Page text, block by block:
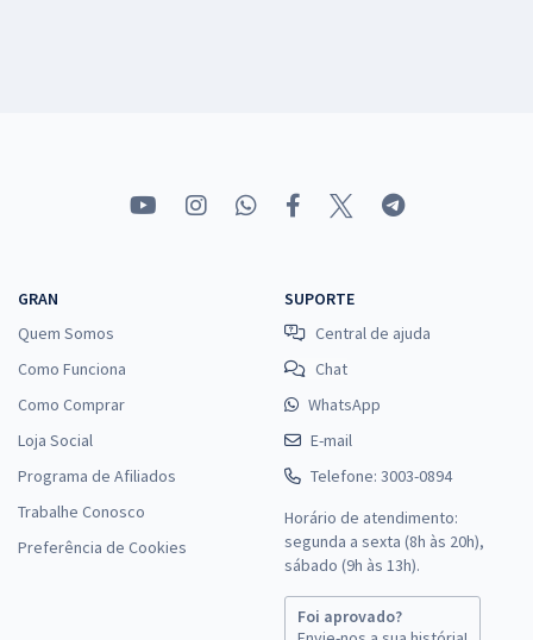
GRAN
Quem Somos
Como Funciona
Como Comprar
Loja Social
Programa de Afiliados
Trabalhe Conosco
Preferência de Cookies
SUPORTE
Central de ajuda
Chat
WhatsApp
E-mail
Telefone: 3003-0894
Horário de atendimento:
segunda a sexta (8h às 20h),
sábado (9h às 13h).
Foi aprovado?